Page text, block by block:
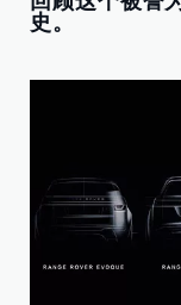
史。